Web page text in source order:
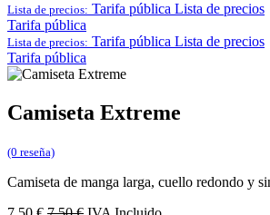
Lista de precios: Tarifa pública Lista de precios
Tarifa pública
Lista de precios: Tarifa pública Lista de precios
Tarifa pública
Camiseta Extreme
(0 reseña)
Camiseta de manga larga, cuello redondo y